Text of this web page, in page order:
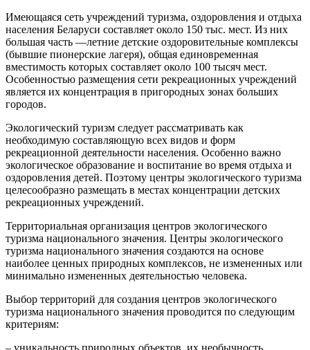
Имеющаяся сеть учреждений туризма, оздоровления и отдыха
населения Беларуси составляет около 150 тыс. мест. Из них
большая часть —летние детские оздоровительные комплексы
(бывшие пионерские лагеря), общая единовременная
вместимость которых составляет около 100 тысяч мест.
Особенностью размещения сети рекреационных учреждений
является их концентрация в пригородных зонах больших
городов.
Экологический туризм следует рассматривать как
необходимую составляющую всех видов и форм
рекреационной деятельности населения. Особенно важно
экологическое образование и воспитание во время отдыха и
оздоровления детей. Поэтому центры экологического туризма
целесообразно размещать в местах концентрации детских
рекреационных учреждений.
Территориальная организация центров экологического
туризма национального значения. Центры экологического
туризма национального значения создаются на основе
наиболее ценных природных комплексов, не измененных или
минимально измененных деятельностью человека.
Выбор территорий для создания центров экологического
туризма национального значения проводится по следующим
критериям:
– уникальность природных объектов, их необычность,